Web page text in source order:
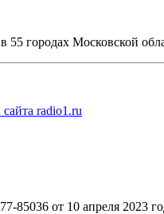
55 городах Московской
radio1.ru
от 10 апреля 2023